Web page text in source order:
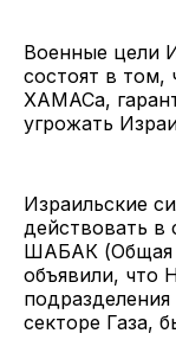
Военные цели
состоят в том,
ХАМАСа,
угрожать
Израильские
действовать
ШАБАК (Общая
объявили, что
секторе Газа,